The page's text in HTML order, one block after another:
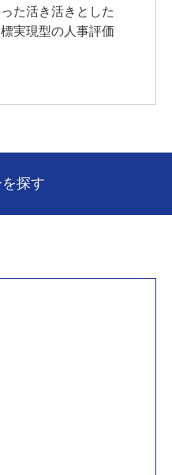
た活き活きとした
実現型の人事評価
探す